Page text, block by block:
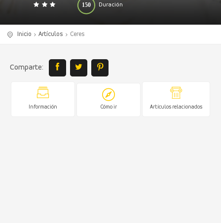
Duración
150
0 140
Inicio Artículos Ceres
Comparte:
Información Cómo ir Artículos relacionados